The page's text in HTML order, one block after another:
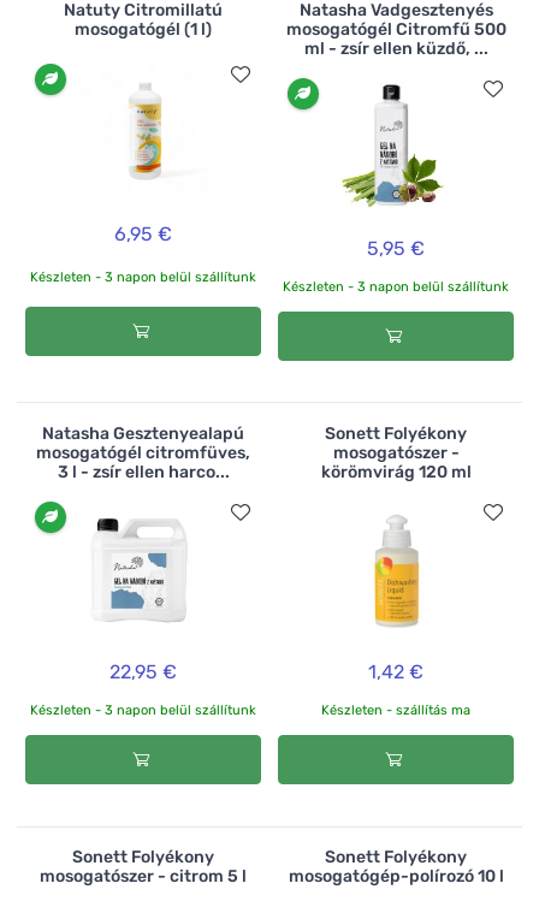
Natuty Citromillatú
mosogatógél (1 l)
6,95 €
Készleten - 3 napon belül szállítunk
Natasha Vadgesztenyés
mosogatógél Citromfű 500
ml - zsír ellen küzdő, ...
5,95 €
Készleten - 3 napon belül szállítunk
Natasha Gesztenyealapú
mosogatógél citromfüves,
3 l - zsír ellen harco...
22,95 €
Készleten - 3 napon belül szállítunk
Sonett Folyékony
mosogatószer -
körömvirág 120 ml
1,42 €
Készleten - szállítás ma
Sonett Folyékony
mosogatószer - citrom 5 l
Sonett Folyékony
mosogatógép-polírozó 10 l